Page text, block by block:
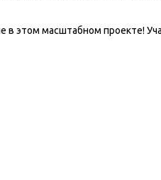
в этом масштабном проекте!